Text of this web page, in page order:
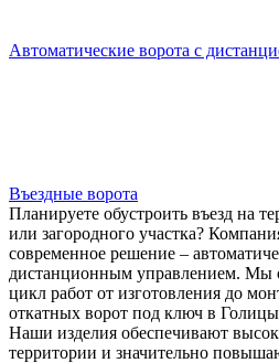
Автоматические ворота с
Въездные ворота
Планируете обустроить въезд на
или загородного участка?
современное решение –
дистанционным управлением. Мы
цикл работ от изготовления до
откатных ворот под ключ в
Наши изделия обеспечивают
территории и значительно